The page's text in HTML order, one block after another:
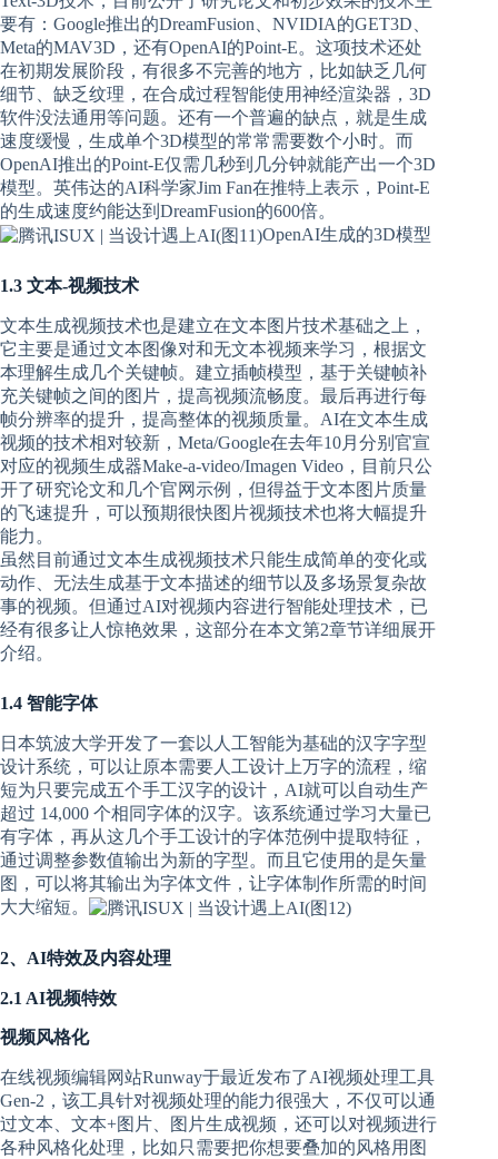
要有：Google推出的DreamFusion、NVIDIA的GET3D、
Meta的MAV3D，还有OpenAI的Point-E。这项技术还处
在初期发展阶段，有很多不完善的地方，比如缺乏几何
细节、缺乏纹理，在合成过程智能使用神经渲染器，3D
软件没法通用等问题。还有一个普遍的缺点，就是生成
速度缓慢，生成单个3D模型的常常需要数个小时。而
OpenAI推出的Point-E仅需几秒到几分钟就能产出一个3D
模型。英伟达的AI科学家Jim Fan在推特上表示，Point-E
的生成速度约能达到DreamFusion的600倍。
OpenAI生成的3D模型
1.3 文本-视频技术
文本生成视频技术也是建立在文本图片技术基础之上，
它主要是通过文本图像对和无文本视频来学习，根据文
本理解生成几个关键帧。建立插帧模型，基于关键帧补
充关键帧之间的图片，提高视频流畅度。最后再进行每
帧分辨率的提升，提高整体的视频质量。AI在文本生成
视频的技术相对较新，Meta/Google在去年10月分别官宣
对应的视频生成器Make-a-video/Imagen Video，目前只公
开了研究论文和几个官网示例，但得益于文本图片质量
的飞速提升，可以预期很快图片视频技术也将大幅提升
能力。
虽然目前通过文本生成视频技术只能生成简单的变化或
动作、无法生成基于文本描述的细节以及多场景复杂故
事的视频。但通过AI对视频内容进行智能处理技术，已
经有很多让人惊艳效果，这部分在本文第2章节详细展开
介绍。
1.4 智能字体
日本筑波大学开发了一套以人工智能为基础的汉字字型
设计系统，可以让原本需要人工设计上万字的流程，缩
短为只要完成五个手工汉字的设计，AI就可以自动生产
超过 14,000 个相同字体的汉字。该系统通过学习大量已
有字体，再从这几个手工设计的字体范例中提取特征，
通过调整参数值输出为新的字型。而且它使用的是矢量
图，可以将其输出为字体文件，让字体制作所需的时间
大大缩短。
2、AI特效及内容处理
2.1 AI视频特效
视频风格化
在线视频编辑网站Runway于最近发布了AI视频处理工具
Gen-2，该工具针对视频处理的能力很强大，不仅可以通
过文本、文本+图片、图片生成视频，还可以对视频进行
各种风格化处理，比如只需要把你想要叠加的风格用图